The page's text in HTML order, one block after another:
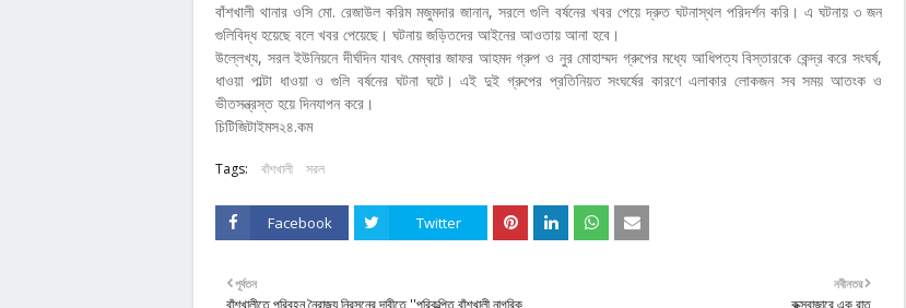
বাঁশখালী থানার ওসি মো. রেজাউল করিম মজুমদার জানান, সরলে গুলি বর্ষনের খবর পেয়ে দ্রুত ঘটনাস্থল পরিদর্শন করি। এ ঘটনায় ৩ জন
গুলিবিদ্ধ হয়েছে বলে খবর পেয়েছে। ঘটনায় জড়িতদের আইনের আওতায় আনা হবে।
উল্লেখ্য, সরল ইউনিয়নে দীর্ঘদিন যাবৎ মেম্বার জাফর আহমদ গ্রুপ ও নুর মোহাম্মদ গ্রুপের মধ্যে আধিপত্য বিস্তারকে কেন্দ্র করে সংঘর্ষ,
ধাওয়া পাল্টা ধাওয়া ও গুলি বর্ষনের ঘটনা ঘটে। এই দুই গ্রুপের প্রতিনিয়ত সংঘর্ষের কারণে এলাকার লোকজন সব সময় আতংক ও
ভীতসন্ত্রস্ত হয়ে দিনযাপন করে।
চিটিজিটাইমস২৪.কম
Tags: বাঁশখালী সরল
Facebook Twitter
নবীনতর
কক্সবাজারে এক রাত
পূর্বতন
বাঁশখালীতে পরিবহন নৈরাজ্য নিরসনের দাবীতে ''পরিকল্পিত বাঁশখালী নাগরিক